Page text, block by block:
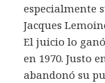
especialmente
Jacques
El juicio lo
en 1970. Justo
abandonó su